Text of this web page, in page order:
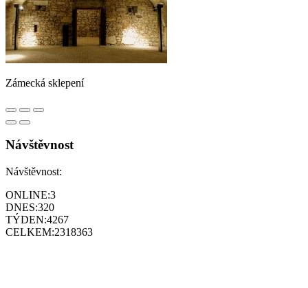
Zámecká sklepení
Návštěvnost
Návštěvnost:
ONLINE:3
DNES:320
TÝDEN:4267
CELKEM:2318363